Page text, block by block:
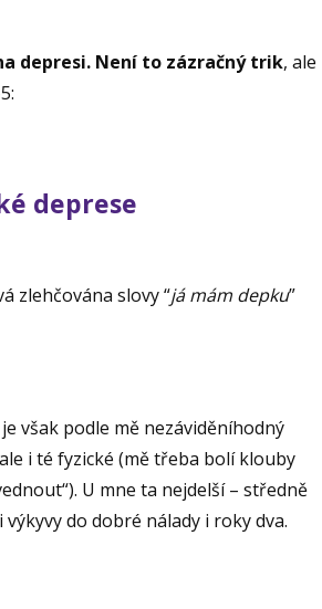
depresi. Není to zázračný trik, ale
deprese
zlehčována slovy “já mám depku”
však podle mě nezáviděníhodný
i té fyzické (mě třeba bolí klouby
U mne ta nejdelší – středně
do dobré nálady i roky dva.